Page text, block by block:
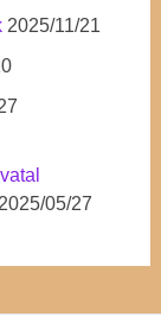
2025/11/21
2025/05/27